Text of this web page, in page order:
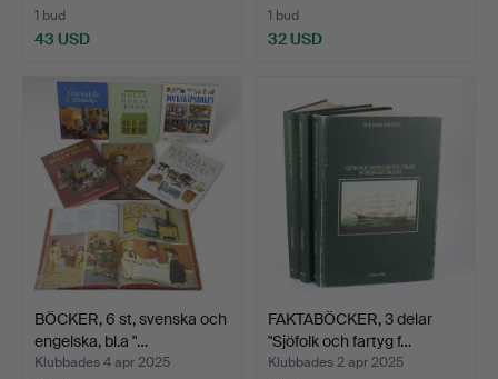
1 bud
43 USD
1 bud
32 USD
BÖCKER, 6 st, svenska och
engelska, bl.a "…
Klubbades 4 apr 2025
FAKTABÖCKER, 3 delar
"Sjöfolk och fartyg f…
Klubbades 2 apr 2025